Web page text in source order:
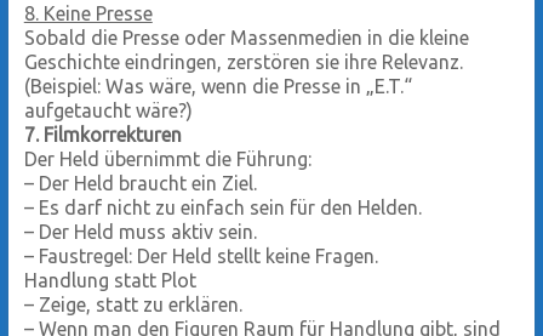
8. Keine Presse
Sobald die Presse oder Massenmedien in die kleine
Geschichte eindringen, zerstören sie ihre Relevanz.
(Beispiel: Was wäre, wenn die Presse in „E.T.“
aufgetaucht wäre?)
7. Filmkorrekturen
Der Held übernimmt die Führung:
– Der Held braucht ein Ziel.
– Es darf nicht zu einfach sein für den Helden.
– Der Held muss aktiv sein.
– Faustregel: Der Held stellt keine Fragen.
Handlung statt Plot
– Zeige, statt zu erklären.
– Wenn man den Figuren Raum für Handlung gibt, sind